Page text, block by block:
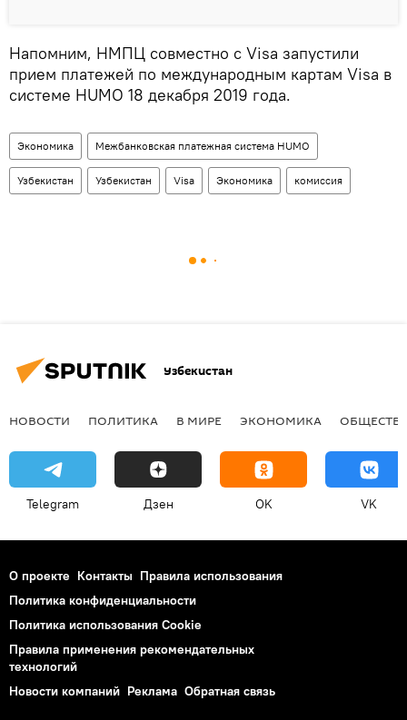
Напомним, НМПЦ совместно с Visa запустили
прием платежей по международным картам Visa в
системе HUMO 18 декабря 2019 года.
Экономика Межбанковская платежная система HUMO
Узбекистан Узбекистан Visa Экономика комиссия
Узбекистан
НОВОСТИ ПОЛИТИКА В МИРЕ ЭКОНОМИКА
Telegram Дзен OK VK
О проекте Контакты Правила использования
Политика конфиденциальности
Политика использования Cookie
Правила применения рекомендательных
технологий
Новости компаний Реклама Обратная связь